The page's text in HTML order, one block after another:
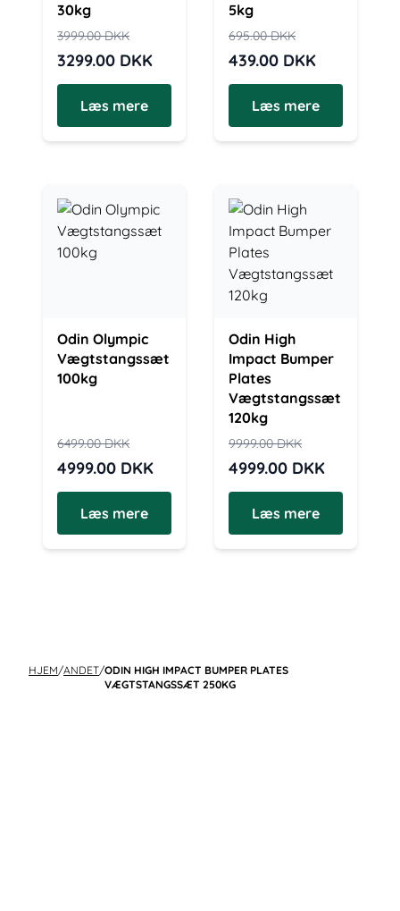
30kg
3999.00DKK
3299.00 DKK
Læs mere
5kg
695.00DKK
439.00 DKK
Læs mere
Odin Olympic
Vægtstangssæt
100kg
6499.00DKK
4999.00 DKK
Læs mere
Odin High
Impact Bumper
Plates
Vægtstangssæt
120kg
9999.00DKK
4999.00 DKK
Læs mere
HJEM/ANDET/ODIN HIGH IMPACT BUMPER PLATES
VÆGTSTANGSSÆT 250KG